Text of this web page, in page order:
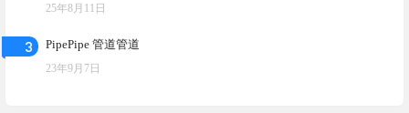
25年8月11日
3 PipePipe 管道管道
23年9月7日